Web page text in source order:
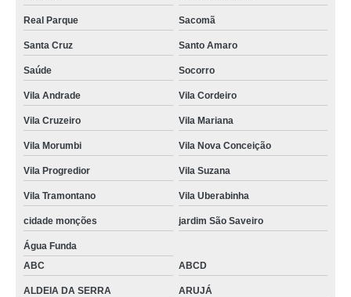
Real Parque Sacomã
Santa Cruz Santo Amaro
Saúde Socorro
Vila Andrade Vila Cordeiro
Vila Cruzeiro Vila Mariana
Vila Morumbi Vila Nova Conceição
Vila Progredior Vila Suzana
Vila Tramontano Vila Uberabinha
cidade monções jardim São Saveiro
Água Funda
ABC
ABCD
ALDEIA DA SERRA ARUJÁ